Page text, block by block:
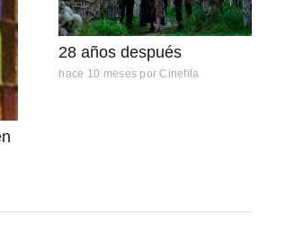
28 años después
hace 10 meses por Cinefila